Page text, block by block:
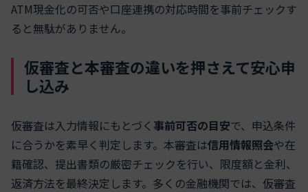
ATM現金化の可否や口座連携の対応時間を事前チェックす
ると無駄がありません。
仮審査と本審査の違いを押さえて安心申
し込み
仮審査は入力情報にもとづく 事前可否の目安で、申込条件
に合うかを素早く判定します。本審査は信用情報照会や在
籍確認、提出書類の厳密チェックを行い、限度額と金利、
返済方法を最終決定します。多くの金融機関では、仮審査